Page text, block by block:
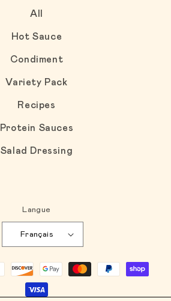
All
Hot Sauce
Condiment
Variety Pack
Recipes
Protein Sauces
Salad Dressing
Langue
Français
Moyens de paiement